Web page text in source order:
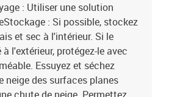
: Utiliser une solution
: Si possible, stockez
et sec à l'intérieur. Si le
l'extérieur, protégez-le avec
Essuyez et séchez
neige des surfaces planes